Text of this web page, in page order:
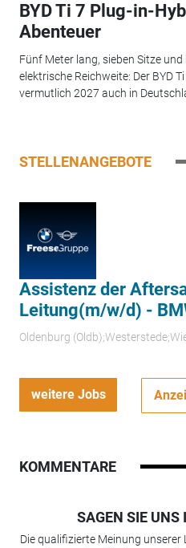
BYD Ti 7 Plug-in-
Abenteuer
Fünf Meter lang, sieben Sitze
elektrische Reichweite: Der BYD
vermutlich 2027 auch in
STELLENANGEBOTE
Assistenz der
Leitung(m/w/d) -
Oldenburg
weitere Jobs
KOMMENTARE
SAGEN SIE UNS
Die qualifizierte Meinung